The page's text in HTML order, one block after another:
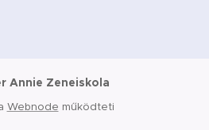
Annie Zeneiskola
Webnode működteti